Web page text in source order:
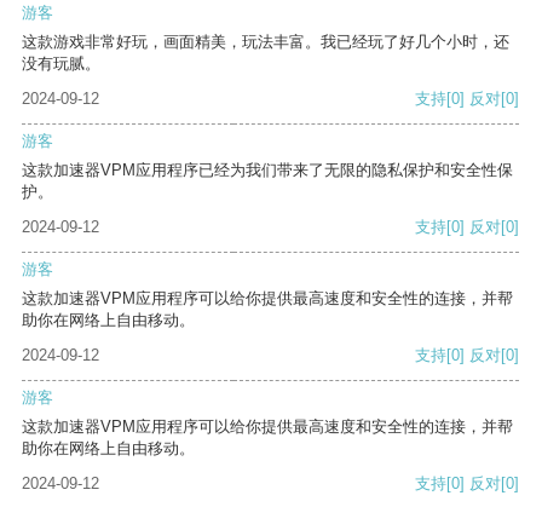
游客
这款游戏非常好玩，画面精美，玩法丰富。我已经玩了好几个小时，还
没有玩腻。
2024-09-12
支持[0] 反对[0]
游客
这款加速器VPM应用程序已经为我们带来了无限的隐私保护和安全性保
护。
2024-09-12
支持[0] 反对[0]
游客
这款加速器VPM应用程序可以给你提供最高速度和安全性的连接，并帮
助你在网络上自由移动。
2024-09-12
支持[0] 反对[0]
游客
这款加速器VPM应用程序可以给你提供最高速度和安全性的连接，并帮
助你在网络上自由移动。
2024-09-12
支持[0] 反对[0]